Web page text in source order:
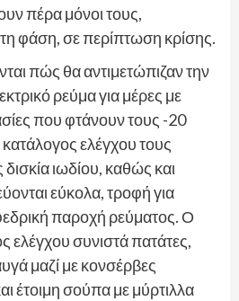
πέρα μόνοι τους,
φάση, σε περίπτωση κρίσης.
πώς θα αντιμετώπιζαν την
ρεύμα για μέρες με
που φτάνουν τους -20
ελέγχου τους
ιωδίου, καθώς και
εύκολα, τροφή για
παροχή ρεύματος. Ο
ελέγχου συνιστά πατάτες,
μαζί με κονσέρβες
έτοιμη σούπα με μύρτιλλα